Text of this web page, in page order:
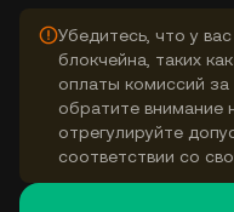
Убедитесь, что у
блокчейна, таких
оплаты комиссий за
обратите внимание
отрегулируйте
соответствии со